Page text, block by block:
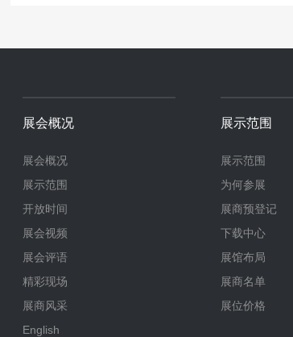
展会概况
展会概况
展示范围
开放时间
展会视频
展会评语
精彩现场
展商风采
English
展示范围
展示范围
为何参展
展商预登记
下载中心
展馆布局
展商名单
展位价格